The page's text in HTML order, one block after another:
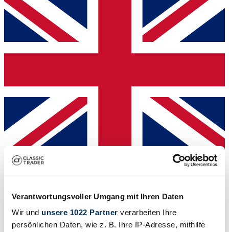
Verantwortungsvoller Umgang mit Ihren Daten
Wir und unsere 1022 Partner verarbeiten Ihre
persönlichen Daten, wie z. B. Ihre IP-Adresse, mithilfe
Dealer